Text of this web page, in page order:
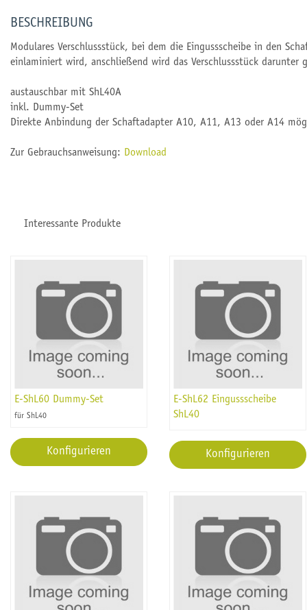
BESCHREIBUNG
Modulares Verschlussstück, bei dem die Eingussscheibe in den
einlaminiert wird, anschließend wird das Verschlussstück darunter
austauschbar mit ShL40A
inkl. Dummy-Set
Direkte Anbindung der Schaftadapter A10, A11, A13 oder A14
Zur Gebrauchsanweisung: Download
Interessante Produkte
E-ShL60 Dummy-Set
für ShL40
Konfigurieren
E-ShL62 Eingussscheibe
ShL40
Konfigurieren